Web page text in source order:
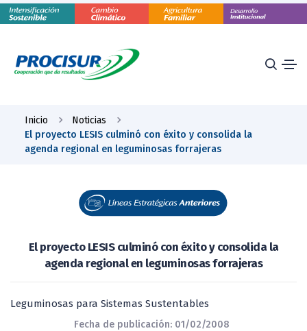
Inicio
Noticias
El proyecto LESIS culminó con éxito y consolida la
agenda regional en leguminosas forrajeras
El proyecto LESIS culminó con éxito y consolida la
agenda regional en leguminosas forrajeras
Leguminosas para Sistemas Sustentables
Fecha de publicación: 01/02/2008